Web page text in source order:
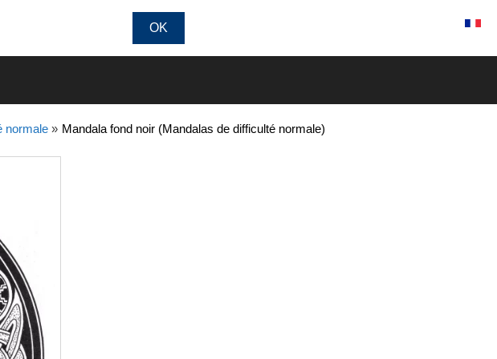
normale» Mandala fond noir (Mandalas de difficulté normale)